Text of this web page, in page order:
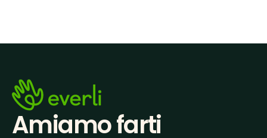
Amiamo farti